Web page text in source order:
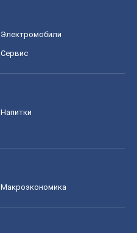
Электромобили
Сервис
Напитки
Mакроэкономика